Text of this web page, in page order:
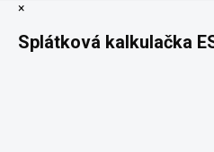
×
Splátková kalkulačka